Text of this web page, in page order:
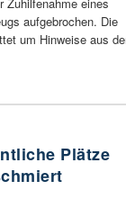
aufgebrochen. Die
um Hinweise aus
Plätze